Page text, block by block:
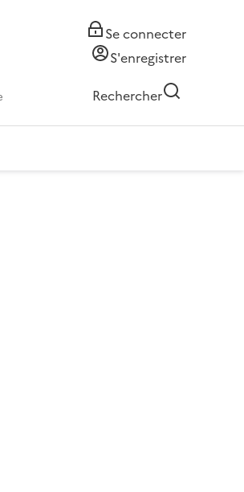
Se connecter
S'enregistrer
Rechercher